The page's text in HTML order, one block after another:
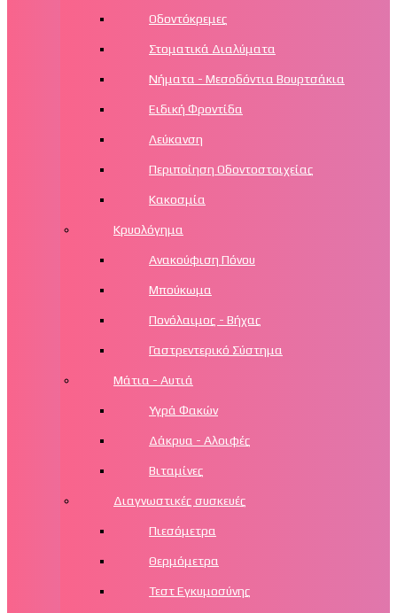
Οδοντόκρεμες
Στοματικά Διαλύματα
Νήματα - Μεσοδόντια Βουρτσάκια
Ειδική Φροντίδα
Λεύκανση
Περιποίηση Οδοντοστοιχείας
Κακοσμία
Κρυολόγημα
Ανακούφιση Πόνου
Μπούκωμα
Πονόλαιμος - Βήχας
Γαστρεντερικό Σύστημα
Μάτια - Αυτιά
Υγρά Φακών
Δάκρυα - Αλοιφές
Βιταμίνες
Διαγνωστικές συσκευές
Πιεσόμετρα
Θερμόμετρα
Τεστ Εγκυμοσύνης